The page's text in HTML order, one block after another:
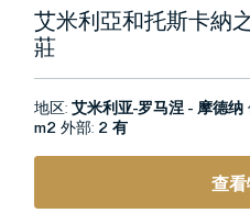
艾米利亞和托斯卡納
莊
地区:艾米利亚-罗马涅 - 摩德纳
m2外部: 2 有
查